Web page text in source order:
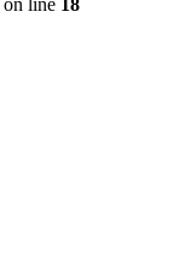
on line 18